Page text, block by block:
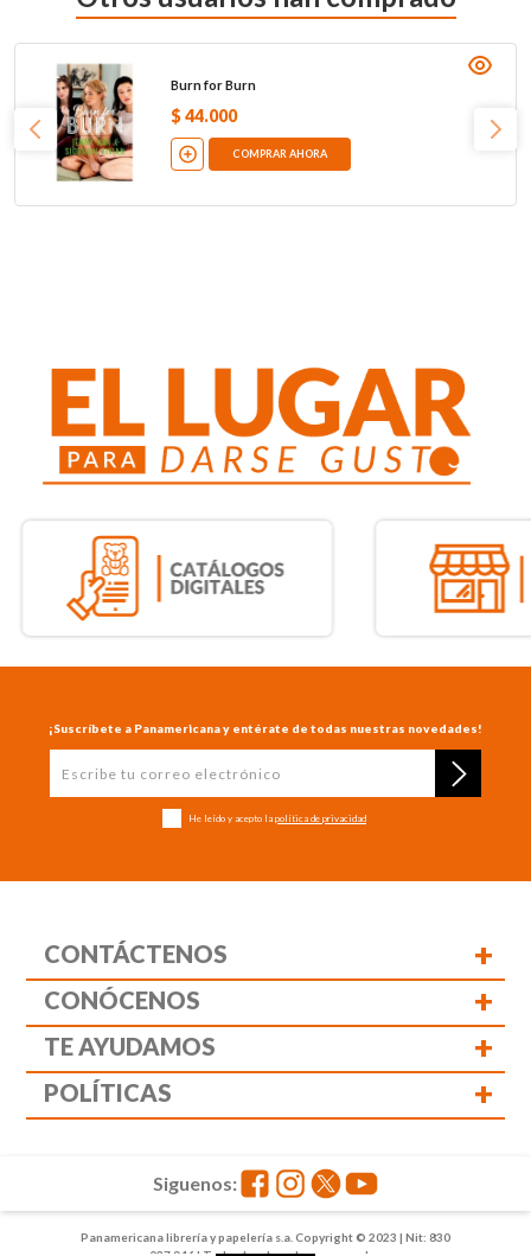
Burn for Burn
$ 44.000
COMPRAR AHORA
¡Suscríbete a Panamericana y entérate de todas nuestras novedades!
He leído y acepto la política de privacidad
CONTÁCTENOS +
CONÓCENOS +
TE AYUDAMOS +
POLÍTICAS +
Panamericana librería y papelería s.a. Copyright © 2023 | Nit: 830
Siguenos: